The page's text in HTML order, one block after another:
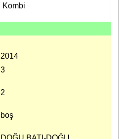
Kombi
2014
3
2
boş